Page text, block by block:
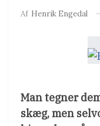
Af Henrik Engedal
Man tegner
skæg, men